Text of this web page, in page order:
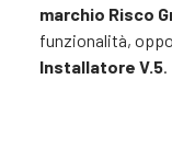
marchio Risco
funzionalità,
Installatore V.5.